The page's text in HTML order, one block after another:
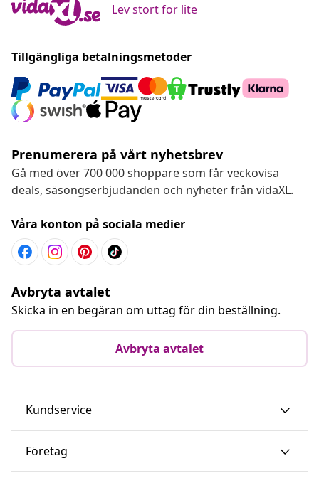
Lev stort for lite
Tillgängliga betalningsmetoder
Prenumerera på vårt nyhetsbrev
Gå med över 700 000 shoppare som får veckovisa
deals, säsongserbjudanden och nyheter från vidaXL.
Våra konton på sociala medier
Avbryta avtalet
Skicka in en begäran om uttag för din beställning.
Avbryta avtalet
Kundservice
Företag